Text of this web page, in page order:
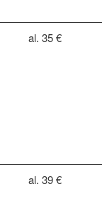
al. 35 €
al. 39 €